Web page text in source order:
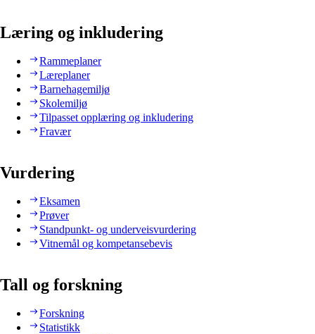
Læring og inkludering
Rammeplaner
Læreplaner
Barnehagemiljø
Skolemiljø
Tilpasset opplæring og inkludering
Fravær
Vurdering
Eksamen
Prøver
Standpunkt- og underveisvurdering
Vitnemål og kompetansebevis
Tall og forskning
Forskning
Statistikk